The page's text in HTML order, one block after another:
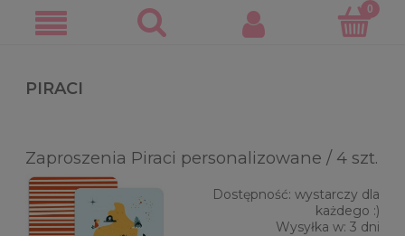
PIRACI
Zaproszenia Piraci personalizowane / 4 szt.
Dostępność: wystarczy dla
każdego :)
Wysyłka w: 3 dni